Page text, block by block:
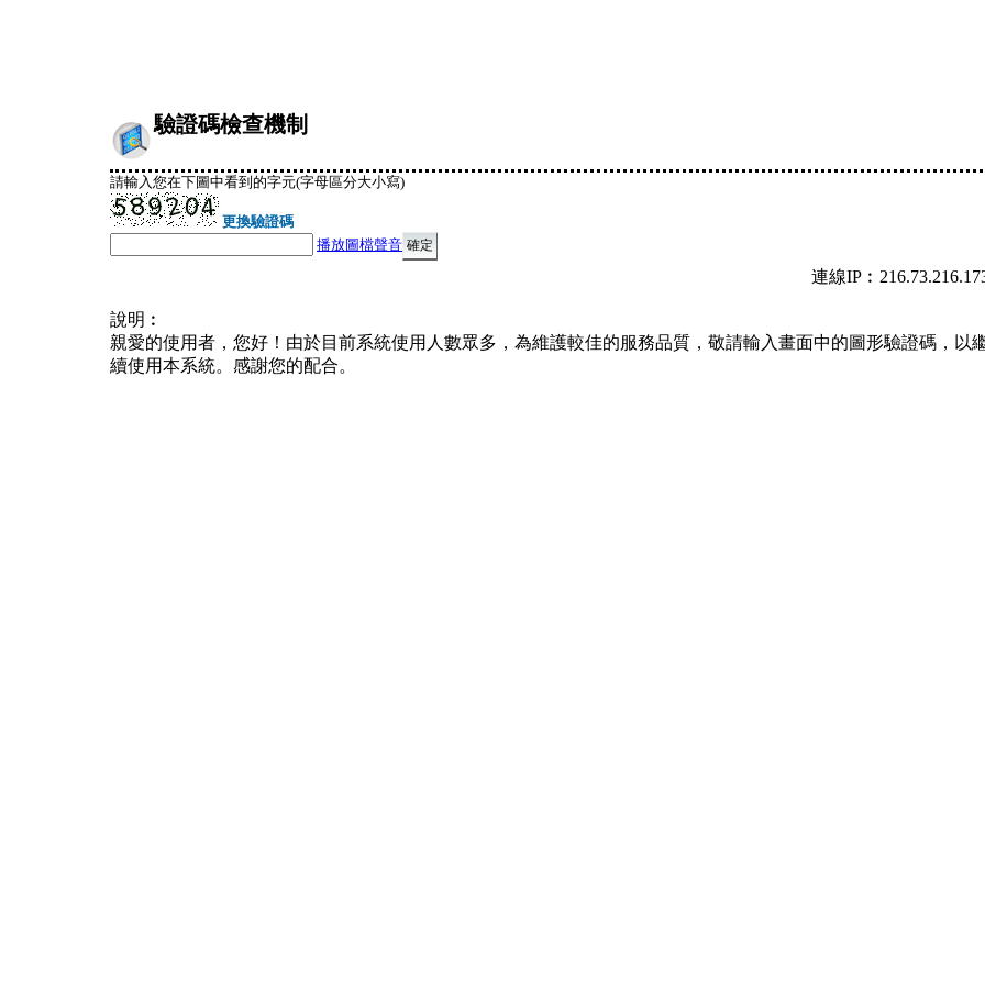
驗證碼檢查機制
請輸入您在下圖中看到的字元(字母區分大小寫)
更換驗證碼
播放圖檔聲音
連線
說明︰
親愛的使用者，您好！由於目前系統使用人數眾多，為維護較佳的服務品質，敬請輸入畫面中的圖形驗證碼，以
續使用本系統。感謝您的配合。